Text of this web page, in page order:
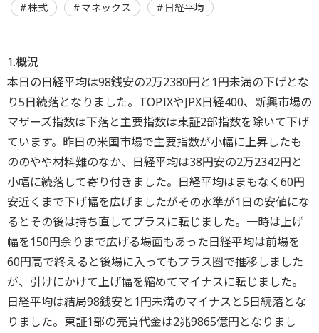
株式 マネックス 日経平均
1.概況
本日の日経平均は98銭安の2万2380円と1円未満の下げとな
り5日続落となりました。TOPIXやJPX日経400、新興市場の
マザーズ指数は下落と主要指数は東証2部指数を除いて下げ
ています。昨日の米国市場で主要指数が小幅に上昇したも
ののやや材料難のなか、日経平均は38円安の2万2342円と
小幅に続落して寄り付きました。日経平均はまもなく60円
安近くまで下げ幅を広げましたがその水準が1日の安値にな
るとその後は持ち直してプラスに転じました。一時は上げ
幅を150円余りまで広げる場面もあった日経平均は前場を
60円高で終えると後場に入ってもプラス圏で推移しました
が、引けにかけて上げ幅を縮めてマイナスに転じました。
日経平均は結局98銭安と1円未満のマイナスと5日続落とな
りました。東証1部の売買代金は2兆9865億円となりまし